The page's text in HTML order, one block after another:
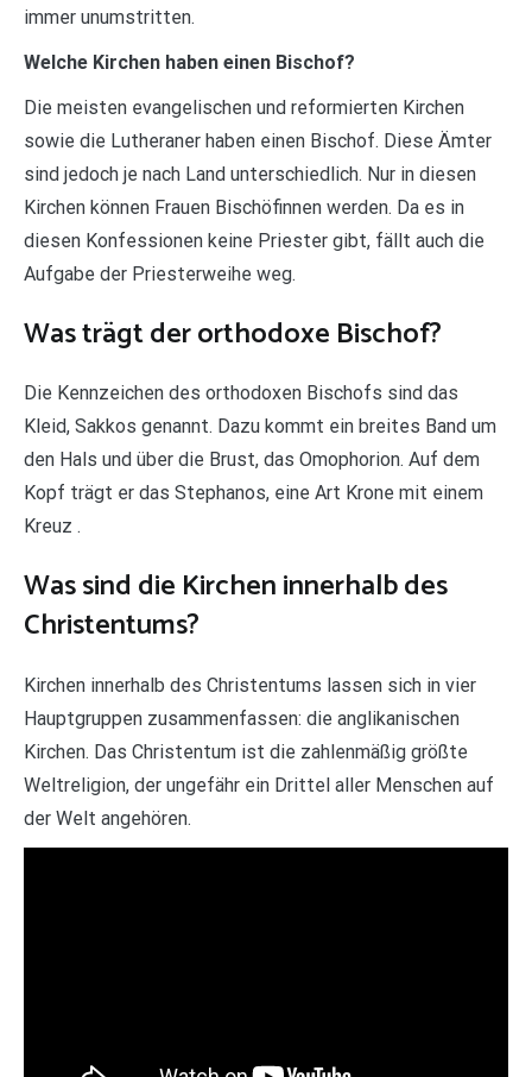
immer unumstritten.
Welche Kirchen haben einen Bischof?
Die meisten evangelischen und reformierten Kirchen
sowie die Lutheraner haben einen Bischof. Diese Ämter
sind jedoch je nach Land unterschiedlich. Nur in diesen
Kirchen können Frauen Bischöfinnen werden. Da es in
diesen Konfessionen keine Priester gibt, fällt auch die
Aufgabe der Priesterweihe weg.
Was trägt der orthodoxe Bischof?
Die Kennzeichen des orthodoxen Bischofs sind das
Kleid, Sakkos genannt. Dazu kommt ein breites Band um
den Hals und über die Brust, das Omophorion. Auf dem
Kopf trägt er das Stephanos, eine Art Krone mit einem
Kreuz .
Was sind die Kirchen innerhalb des
Christentums?
Kirchen innerhalb des Christentums lassen sich in vier
Hauptgruppen zusammenfassen: die anglikanischen
Kirchen. Das Christentum ist die zahlenmäßig größte
Weltreligion, der ungefähr ein Drittel aller Menschen auf
der Welt angehören.